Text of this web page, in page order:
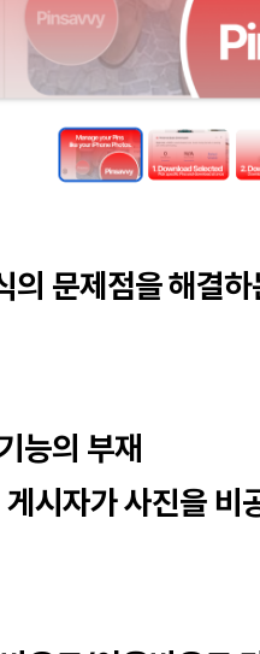
의 문제점을 해결
능의 부재
시자가 사진을 비